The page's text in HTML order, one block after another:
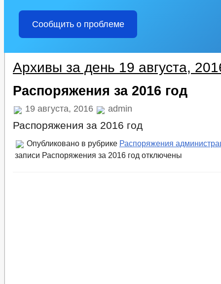
Сообщить о проблеме
Архивы за день 19 августа,
Распоряжения за 2016 год
19 августа, 2016 admin
Распоряжения за 2016 год
Опубликовано в рубрике Распоряжения
записи Распоряжения за 2016 год отключены